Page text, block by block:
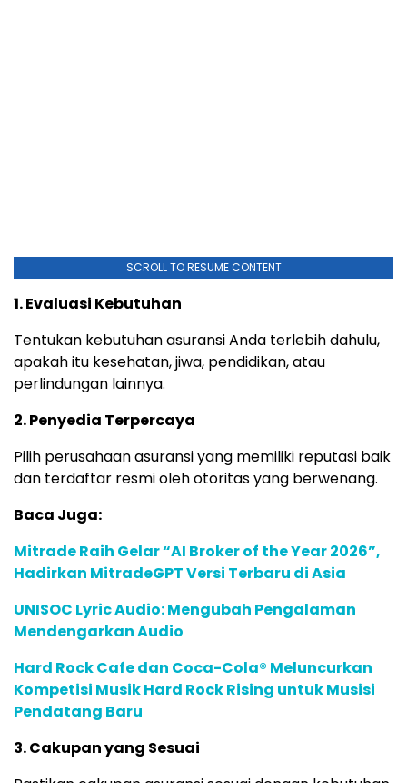
SCROLL TO RESUME CONTENT
1. Evaluasi Kebutuhan
Tentukan kebutuhan asuransi Anda terlebih dahulu,
apakah itu kesehatan, jiwa, pendidikan, atau
perlindungan lainnya.
2. Penyedia Terpercaya
Pilih perusahaan asuransi yang memiliki reputasi baik
dan terdaftar resmi oleh otoritas yang berwenang.
Baca Juga:
Mitrade Raih Gelar “AI Broker of the Year 2026”,
Hadirkan MitradeGPT Versi Terbaru di Asia
UNISOC Lyric Audio: Mengubah Pengalaman
Mendengarkan Audio
Hard Rock Cafe dan Coca-Cola® Meluncurkan
Kompetisi Musik Hard Rock Rising untuk Musisi
Pendatang Baru
3. Cakupan yang Sesuai